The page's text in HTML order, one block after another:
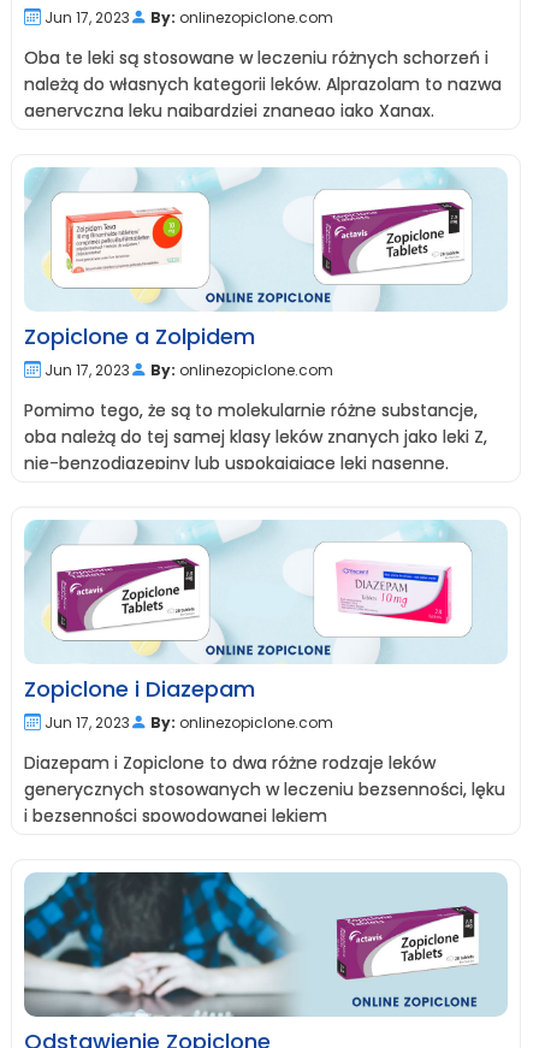
Jun 17, 2023 By: onlinezopiclone.com
Oba te leki są stosowane w leczeniu różnych schorzeń i
należą do własnych kategorii leków. Alprazolam to nazwa
generyczna leku najbardziej znanego jako Xanax.
Zopiclone a Zolpidem
Jun 17, 2023 By: onlinezopiclone.com
Pomimo tego, że są to molekularnie różne substancje,
oba należą do tej samej klasy leków znanych jako leki Z,
nie-benzodiazepiny lub uspokajające leki nasenne.
Zopiclone i Diazepam
Jun 17, 2023 By: onlinezopiclone.com
Diazepam i Zopiclone to dwa różne rodzaje leków
generycznych stosowanych w leczeniu bezsenności, lęku
i bezsenności spowodowanej lękiem
Odstawienie Zopiclone